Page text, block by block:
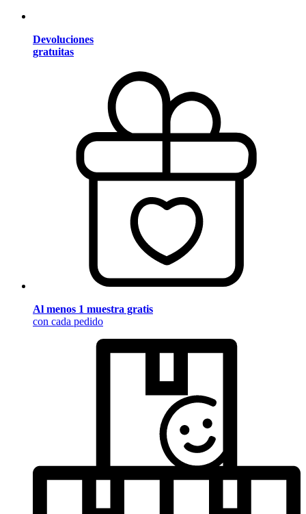
Devoluciones
gratuitas
Al menos 1 muestra gratis
con cada pedido